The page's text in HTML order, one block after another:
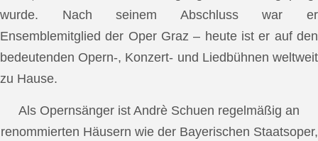
wurde. Nach seinem Abschluss war er
Ensemblemitglied der Oper Graz – heute ist er auf den
bedeutenden Opern-, Konzert- und Liedbühnen weltweit
zu Hause.
Als Opernsänger ist Andrè Schuen regelmäßig an
renommierten Häusern wie der Bayerischen Staatsoper,